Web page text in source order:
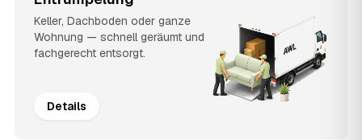
Keller, Dachboden oder ganze
Wohnung — schnell geräumt und
fachgerecht entsorgt.
Details